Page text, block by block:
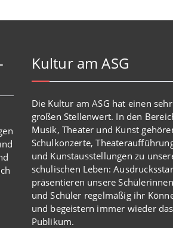
Kultur am ASG
Die Kultur am ASG hat einen sehr
großen Stellenwert. In den
Musik, Theater und Kunst
Schulkonzerte,
und Kunstausstellungen zu
schulischen Leben:
präsentieren unsere Schülerinnen
und Schüler regelmäßig ihr
und begeistern immer wieder das
Publikum.